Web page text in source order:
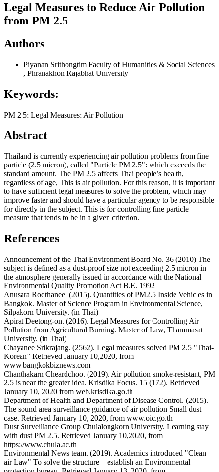
Legal Measures to Reduce Air Pollution
from PM 2.5
Authors
Piyanan Srithongtim Faculty of Humanities & Social Sciences
, Phranakhon Rajabhat University
Keywords:
PM 2.5; Legal Measures; Air Pollution
Abstract
Thailand is currently experiencing air pollution problems from fine
particle (2.5 micron), called "Particle PM 2.5": which exceeds the
standard amount. The PM 2.5 affects Thai people’s health,
regardless of age, This is air pollution. For this reason, it is important
to have sufficient legal measures to solve the problem, which may
improve faster and should have a particular agency to be responsible
for directly in the subject. This is for controlling fine particle
measure that tends to be in a given criterion.
References
Announcement of the Thai Environment Board No. 36 (2010) The
subject is defined as a dust-proof size not exceeding 2.5 micron in
the atmosphere generally issued in accordance with the National
Environmental Quality Promotion Act B.E. 1992
Anusara Rodthanee. (2015). Quantities of PM2.5 Inside Vehicles in
Bangkok. Master of Science Program in Environmental Science,
Silpakorn University. (in Thai)
Apirat Deetong-on. (2016). Legal Measures for Controlling Air
Pollution from Agricultural Burning. Master of Law, Thammasat
University. (in Thai)
Chayanee Srikrajang. (2562). Legal measures solved PM 2.5 "Thai-
Korean” Retrieved January 10,2020, from
www.bangkokbiznews.com
Chanthakarn Cheardchoo. (2019). Air pollution smoke-resistant, PM
2.5 is near the greater idea. Krisdika Focus. 15 (172). Retrieved
January 10, 2020 from web.krisdika.go.th
Department of Health and Department of Disease Control. (2015).
The sound area surveillance guidance of air pollution Small dust
case. Retrieved January 10, 2020, from www.oic.go.th
Dust Surveillance Group Chulalongkorn University. Learning stay
with dust PM 2.5. Retrieved January 10,2020, from
https://www.chula.ac.th
Environmental News team. (2019). Academics introduced "Clean
air Law" To solve the structure – establish an Environmental